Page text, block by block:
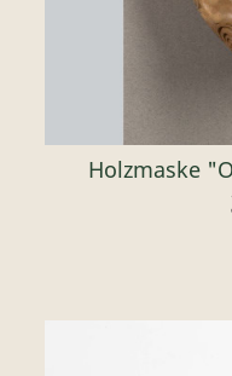
Holzmaske